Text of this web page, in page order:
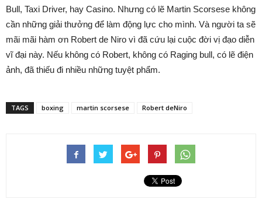
Bull, Taxi Driver, hay Casino. Nhưng có lẽ Martin Scorsese không
cần những giải thưởng để làm động lực cho mình. Và người ta sẽ
mãi mãi hàm ơn Robert de Niro vì đã cứu lại cuộc đời vị đạo diễn
vĩ đại này. Nếu không có Robert, không có Raging bull, có lẽ điện
ảnh, đã thiếu đi nhiều những tuyệt phẩm.
TAGS boxing martin scorsese Robert deNiro